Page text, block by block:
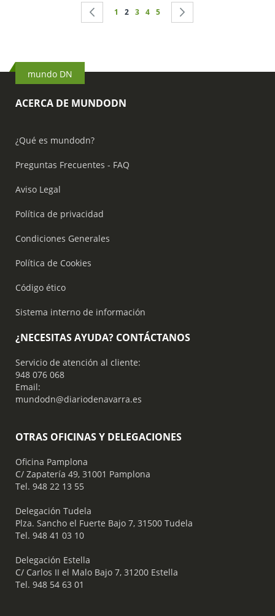
Página Página
Anterior
Página
1 Actualmente estás leyendo página
2 Página
3 Página
4 Página
5
mundo DN
ACERCA DE MUNDODN
¿Qué es mundodn?
Preguntas Frecuentes - FAQ
Aviso Legal
Política de privacidad
Condiciones Generales
Política de Cookies
Código ético
Sistema interno de información
¿NECESITAS AYUDA? CONTÁCTANOS
Servicio de atención al cliente:
948 076 068
Email:
mundodn@diariodenavarra.es
OTRAS OFICINAS Y DELEGACIONES
Oficina Pamplona
C/ Zapatería 49, 31001 Pamplona
Tel. 948 22 13 55
​ Delegación Tudela
Plza. Sancho el Fuerte Bajo 7, 31500 Tudela
Tel. 948 41 03 10
​ Delegación Estella
C/ Carlos II el Malo Bajo 7, 31200 Estella
Tel. 948 54 63 01